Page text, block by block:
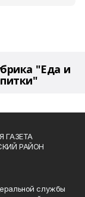
"Еда и
ГАЗЕТА
РАЙОН
службы